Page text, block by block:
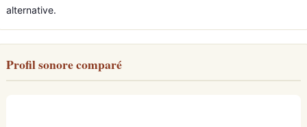
alternative.
Profil sonore comparé